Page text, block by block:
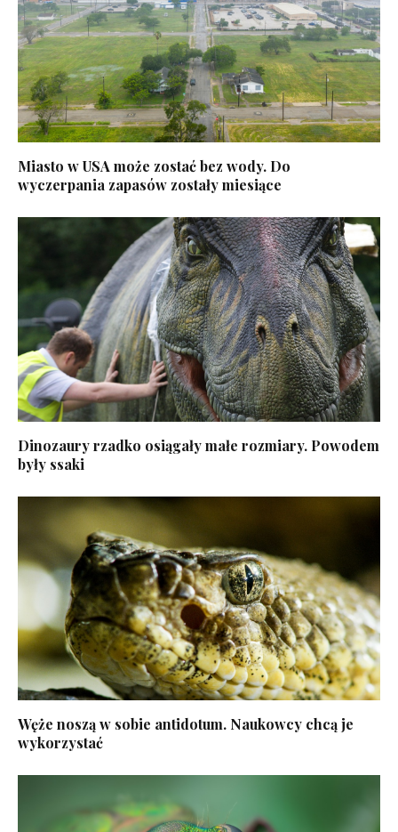
Miasto w USA może zostać bez wody. Do
wyczerpania zapasów zostały miesiące
Dinozaury rzadko osiągały małe rozmiary. Powodem
były ssaki
Węże noszą w sobie antidotum. Naukowcy chcą je
wykorzystać